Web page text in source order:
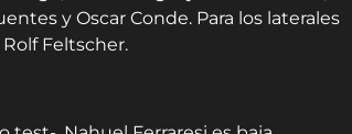
y Oscar Conde. Para los laterales
Feltscher.